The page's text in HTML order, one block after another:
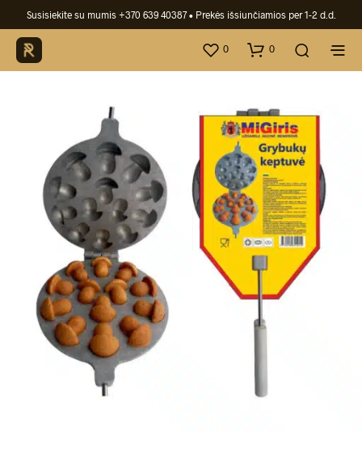
Susisiekite su mumis +370 639 40387• Prekės išsiunčiamios per 1-2 d.d.
0 0